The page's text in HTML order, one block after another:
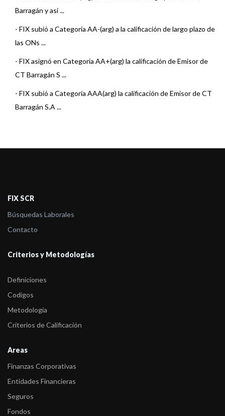
Barragán y asi ...
- FIX subió a Categoría AA-(arg) a la calificación de largo plazo de
las ONs ...
- FIX asignó en Categoría AA+(arg) la calificación de Emisor de
CT Barragán S ...
- FIX subió a Categoría AAA(arg) la calificación de Emisor de CT
Barragán S.A ...
FIX SCR
Búsquedas Laborales
Contacto
Criterios y Metodologías
Definiciones
Codigos
Metodología
Criterios de Calificación
Areas
Finanzas Corporativas
Entidades Financieras
Seguros
Fondos